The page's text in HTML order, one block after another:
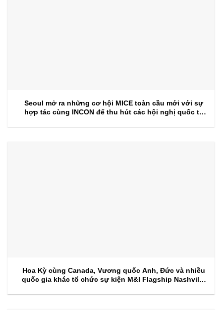
Seoul mở ra những cơ hội MICE toàn cầu mới với sự
hợp tác cùng INCON để thu hút các hội nghị quốc tế
Hoa Kỳ cùng Canada, Vương quốc Anh, Đức và nhiều
quốc gia khác tổ chức sự kiện M&I Flagship Nashville